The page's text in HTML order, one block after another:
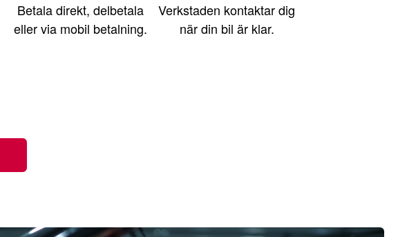
Betala direkt, delbetala
eller via mobil betalning.
Verkstaden kontaktar dig
när din bil är klar.